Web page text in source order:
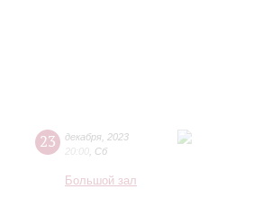
23 декабря 2023
20:00 Сб
Большой зал